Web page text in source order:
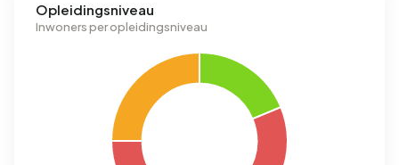
Opleidingsniveau
Inwoners per opleidingsniveau